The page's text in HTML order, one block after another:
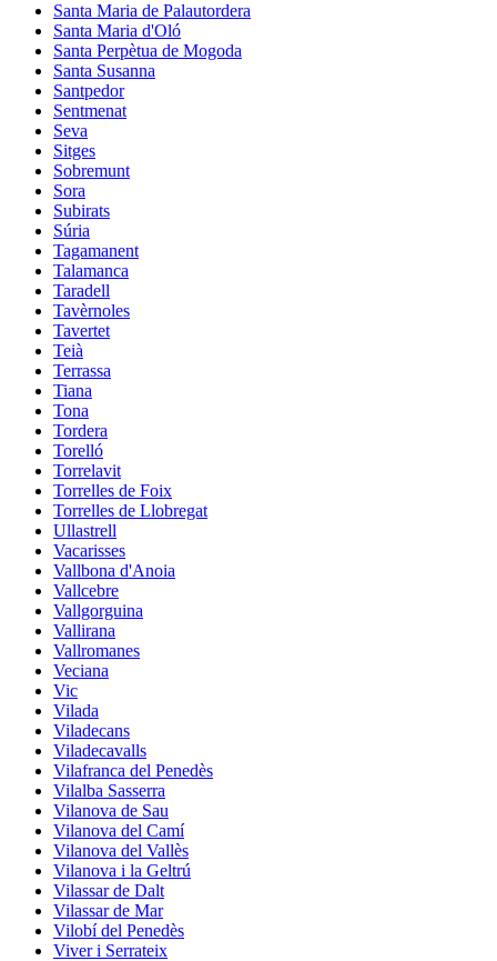
Santa Maria de Palautordera
Santa Maria d'Oló
Santa Perpètua de Mogoda
Santa Susanna
Santpedor
Sentmenat
Seva
Sitges
Sobremunt
Sora
Subirats
Súria
Tagamanent
Talamanca
Taradell
Tavèrnoles
Tavertet
Teià
Terrassa
Tiana
Tona
Tordera
Torelló
Torrelavit
Torrelles de Foix
Torrelles de Llobregat
Ullastrell
Vacarisses
Vallbona d'Anoia
Vallcebre
Vallgorguina
Vallirana
Vallromanes
Veciana
Vic
Vilada
Viladecans
Viladecavalls
Vilafranca del Penedès
Vilalba Sasserra
Vilanova de Sau
Vilanova del Camí
Vilanova del Vallès
Vilanova i la Geltrú
Vilassar de Dalt
Vilassar de Mar
Vilobí del Penedès
Viver i Serrateix